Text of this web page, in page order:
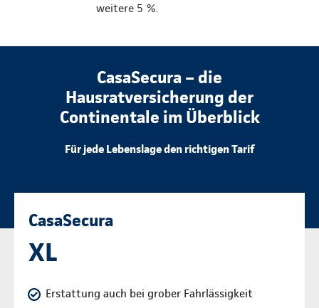
weitere 5 %.
CasaSecura – die
Hausratversicherung der
Continentale im Überblick
Für jede Lebenslage den richtigen Tarif
CasaSecura
XL
Erstattung auch bei grober Fahrlässigkeit